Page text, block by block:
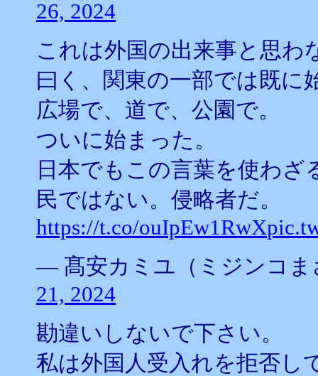
26, 2024
これは外国の出来事と思わ
曰く、関東の一部では既に
広場で、道で、公園で。
ついに始まった。
日本でもこの言葉を使わ
民ではない。侵略者だ。
https://t.co/ouIpEw1RwX
— 髙安カミユ（ミジンコま
21, 2024
勘違いしないで下さい。
私は外国人受入れを拒否し